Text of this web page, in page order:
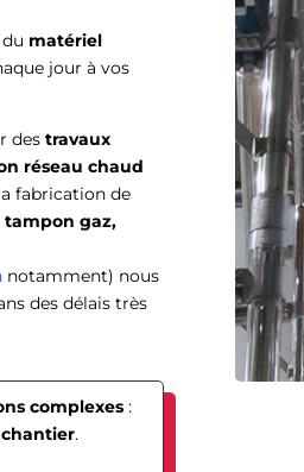
du matériel
jour à vos
destravaux
réseau chaud
fabrication de
gaz,
notamment) nous
des délais très
complexes :
.